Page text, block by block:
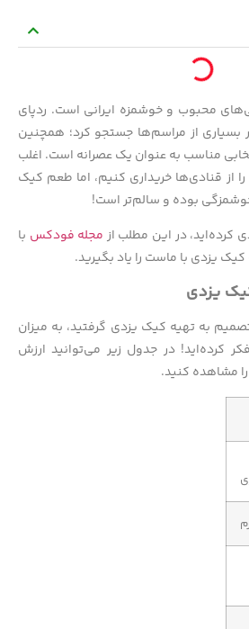
محبوب و خوشمزه ایرانی است. ردپای
بسیاری از مراسم‌ها جستجو کرد؛ همچنین
مناسب به عنوان یک عصرانه است. اغلب
از قنادی‌ها خریداری کنیم، اما طعم کیک
بوده و سالم‌تر است!
در این مطلب از مجله فودکس با
یزدی با ماست را یاد بگیرید.
یزدی
تصمیم به تهیه کیک یزدی گرفتید، به میزان
کرده‌اید! در جدول زیر می‌توانید ارزش